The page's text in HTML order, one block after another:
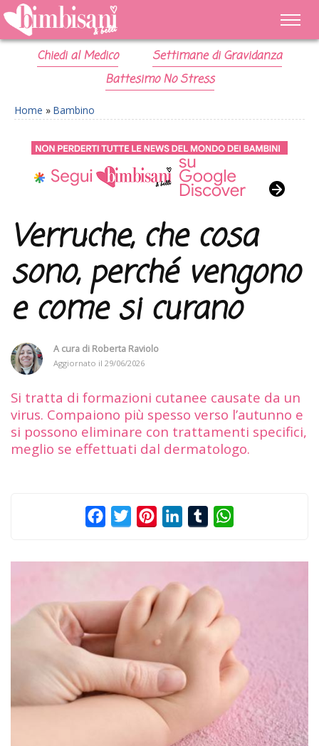
Chiedi al Medico
Settimane di Gravidanza
Battesimo No Stress
Home » Bambino
Verruche, che cosa
sono, perché vengono
e come si curano
A cura di Roberta Raviolo
Aggiornato il 29/06/2026
Si tratta di formazioni cutanee causate da un
virus. Compaiono più spesso verso l’autunno e
si possono eliminare con trattamenti specifici,
meglio se effettuati dal dermatologo.
FacebookTwitterPinterestLinkedInTumblr